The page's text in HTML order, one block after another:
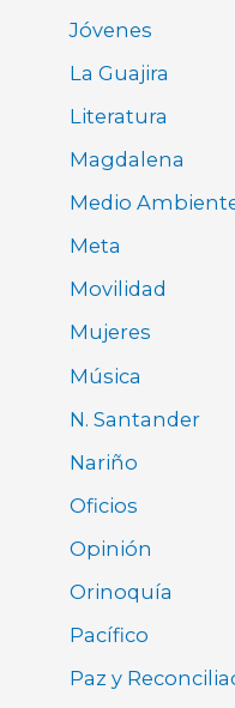
Jóvenes
La Guajira
Literatura
Magdalena
Medio
Meta
Movilidad
Mujeres
Música
N. Santander
Nariño
Oficios
Opinión
Orinoquía
Pacífico
Paz y